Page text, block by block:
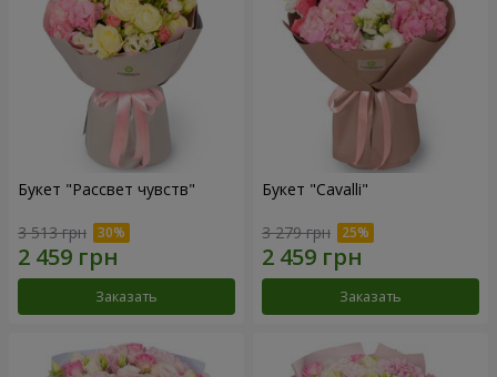
Букет "Рассвет чувств"
3 513 грн
Заказать
Букет "Cаvalli"
3 279 грн
Заказать